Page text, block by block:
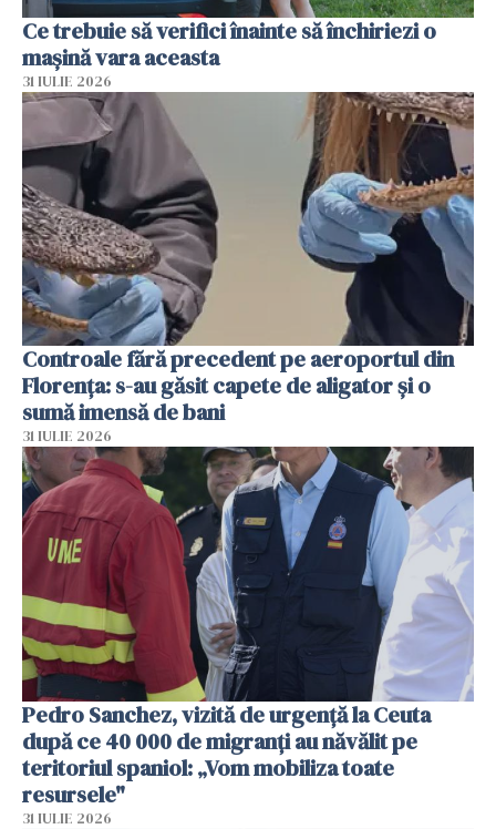
Ce trebuie să verifici înainte să închiriezi o
mașină vara aceasta
31 IULIE 2026
Controale fără precedent pe aeroportul din
Florența: s-au găsit capete de aligator și o
sumă imensă de bani
31 IULIE 2026
Pedro Sanchez, vizită de urgență la Ceuta
după ce 40 000 de migranți au năvălit pe
teritoriul spaniol: „Vom mobiliza toate
resursele"
31 IULIE 2026